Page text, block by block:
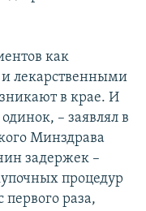
как
лекарственными
в крае. И
– заявлял в
Минздрава
задержек –
процедур
раза,